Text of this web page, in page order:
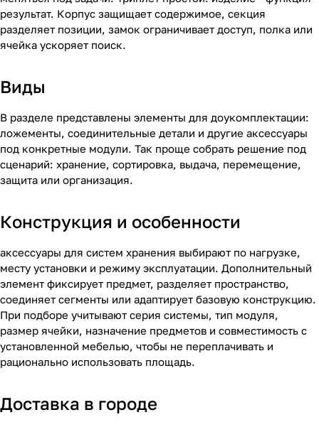
результат. Корпус защищает содержимое, секция
разделяет позиции, замок ограничивает доступ, полка или
ячейка ускоряет поиск.
Виды
В разделе представлены элементы для доукомплектации:
ложементы, соединительные детали и другие аксессуары
под конкретные модули. Так проще собрать решение под
сценарий: хранение, сортировка, выдача, перемещение,
защита или организация.
Конструкция и особенности
аксессуары для систем хранения выбирают по нагрузке,
месту установки и режиму эксплуатации. Дополнительный
элемент фиксирует предмет, разделяет пространство,
соединяет сегменты или адаптирует базовую конструкцию.
При подборе учитывают серия системы, тип модуля,
размер ячейки, назначение предметов и совместимость с
установленной мебелью, чтобы не переплачивать и
рационально использовать площадь.
Доставка в городе